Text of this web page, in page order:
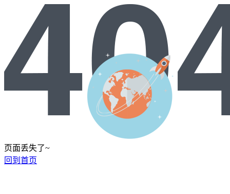
页面丢失了~
回到首页